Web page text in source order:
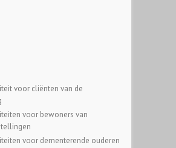
voor cliënten van de
voor bewoners van
voor dementerende ouderen